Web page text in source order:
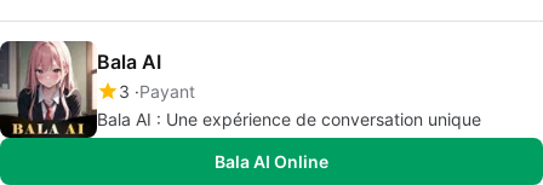
Bala AI
3 Payant
Bala AI : Une expérience de conversation unique
Bala AI Online